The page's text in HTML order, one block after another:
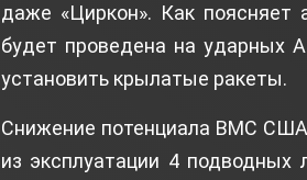
даже «Циркон». Как поясняет
будет проведена на ударных
установить крылатые ракеты.
Снижение потенциала ВМС
из эксплуатации 4 подводных